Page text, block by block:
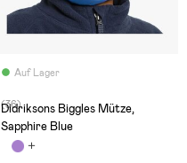
Auf Lager
(36)
Didriksons Biggles Mütze,
Sapphire Blue